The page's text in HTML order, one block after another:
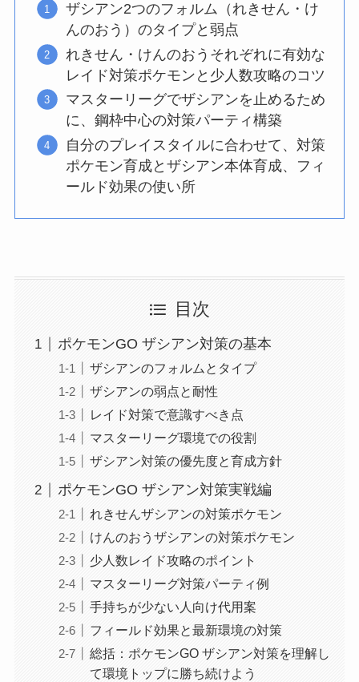
ザシアン2つのフォルム（れきせん・け
んのおう）のタイプと弱点
れきせん・けんのおうそれぞれに有効な
レイド対策ポケモンと少人数攻略のコツ
マスターリーグでザシアンを止めるため
に、鋼枠中心の対策パーティ構築
自分のプレイスタイルに合わせて、対策
ポケモン育成とザシアン本体育成、フィ
ールド効果の使い所
目次
ポケモンGO ザシアン対策の基本
ザシアンのフォルムとタイプ
ザシアンの弱点と耐性
レイド対策で意識すべき点
マスターリーグ環境での役割
ザシアン対策の優先度と育成方針
ポケモンGO ザシアン対策実戦編
れきせんザシアンの対策ポケモン
けんのおうザシアンの対策ポケモン
少人数レイド攻略のポイント
マスターリーグ対策パーティ例
手持ちが少ない人向け代用案
フィールド効果と最新環境の対策
総括：ポケモンGO ザシアン対策を理解し
て環境トップに勝ち続けよう